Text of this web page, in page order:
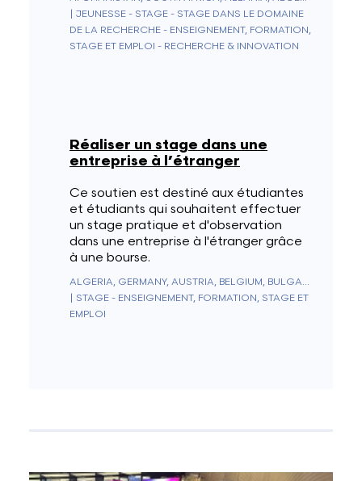
JEUNESSE - STAGE - STAGE DANS LE DOMAINE
DE LA RECHERCHE - ENSEIGNEMENT, FORMATION,
STAGE ET EMPLOI - RECHERCHE & INNOVATION
Réaliser un stage dans une
entreprise à l’étranger
Ce soutien est destiné aux étudiantes
et étudiants qui souhaitent effectuer
un stage pratique et d'observation
dans une entreprise à l'étranger grâce
à une bourse.
ALGERIA, GERMANY, AUSTRIA, BELGIUM, BULGARIA, CYPRUS, CROATIA, DENMARK, SPAIN, ESTONIA, FINLAND, FRANCE, GREECE, HUNGARY, IRELAND, ITALY, LATVIA, LITHUANIA, LUXEMBOURG, MALTA, MOROCCO, NORWAY, NETHERLANDS, POLAND, PORTUGAL, ROMANIA, SLOVAKIA, SLOVENIA, SWEDEN, SWITZERLAND, CZECHIA, TUNISIA, TÜRKIYE
STAGE - ENSEIGNEMENT, FORMATION, STAGE ET
EMPLOI